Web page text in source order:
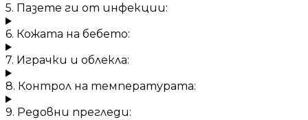
5. Пазете ги от инфекции:
6. Кожата на бебето:
7. Играчки и облекла:
8. Контрол на температурата:
9. Редовни прегледи: